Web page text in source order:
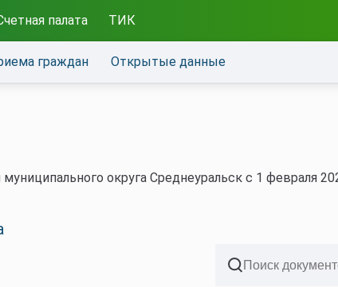
палата ТИК
граждан Открытые данные
округа Среднеуральск с 1 февраля